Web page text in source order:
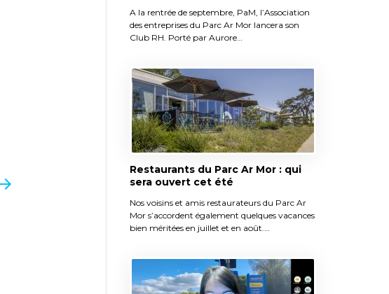
A la rentrée de septembre, PaM, l’Association
des entreprises du Parc Ar Mor lancera son
Club RH. Porté par Aurore…
Restaurants du Parc Ar Mor : qui
sera ouvert cet été
Nos voisins et amis restaurateurs du Parc Ar
Mor s’accordent également quelques vacances
bien méritées en juillet et en août.…